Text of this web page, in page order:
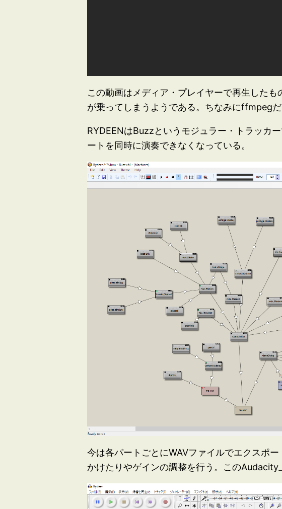
この動画はメディア・プレイヤーで再生した
が乗ってしまうようである。ちなみにffmpeg
RYDEENはBuzzというモジュラー・トラッカ
ートを同時に演奏できなくなっている。
今は各パートごとにWAVファイルでエクスポ
かけたりやゲインの調整を行う。このAudacity